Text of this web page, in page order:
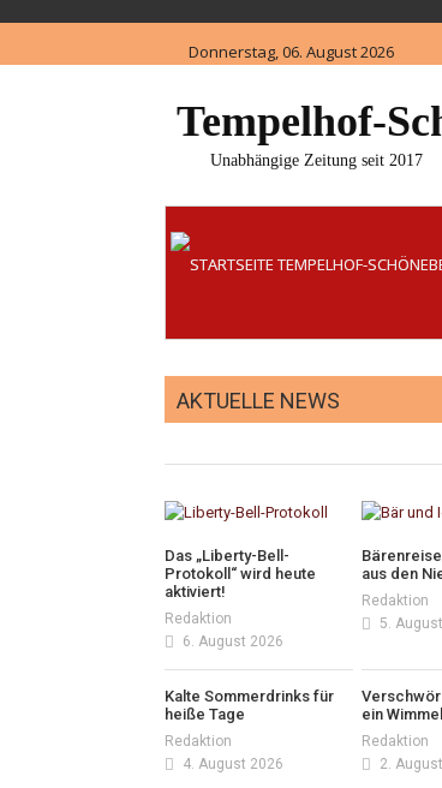
content
Donnerstag, 06. August 2026
Tempelhof-
Unabhängige Zeitung seit 2017
AKTUELLE NEWS
Das „Liberty-Bell-
Protokoll“ wird heute
aktiviert!
Redaktion
6. August 2026
aus den
Redaktion
5.
Kalte Sommerdrinks für
heiße Tage
Redaktion
4. August 2026
ein
Redaktion
2.